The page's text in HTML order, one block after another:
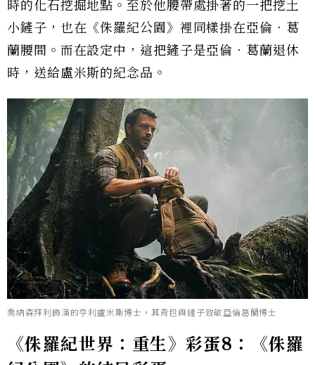
時的化石挖掘地點。至於他腰帶處掛著的一把挖土
小鏟子，也在《侏羅紀公園》裡同樣掛在亞倫．葛
蘭腰間。而在設定中，這把鏟子是亞倫．葛蘭退休
時，送給盧米斯的紀念品。
喬納森拜利飾演的亨利盧米斯博士，其背包與鏟子致敬亞倫葛蘭博士
《侏羅紀世界：重生》彩蛋8：《侏羅